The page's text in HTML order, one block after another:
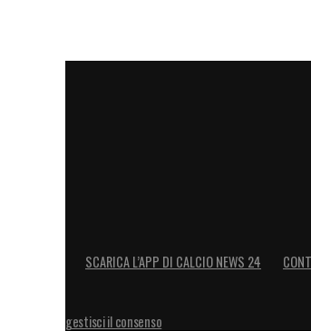
nastri di partenza aveva
venuto qua con un ritmo
mio Cagliari in gran parte
SCARICA L’APP DI CALCIO NEWS 24
gestisci il consenso